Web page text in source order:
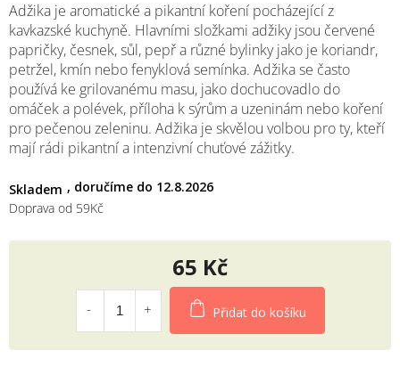
Skladem 12.8.2026
Adžika je aromatické a pikantní koření pocházející z
kavkazské kuchyně. Hlavními složkami adžiky jsou červené
papričky, česnek, sůl, pepř a různé bylinky jako je koriandr,
petržel, kmín nebo fenyklová semínka. Adžika se často
používá ke grilovanému masu, jako dochucovadlo do
omáček a polévek, příloha k sýrům a uzeninám nebo koření
pro pečenou zeleninu. Adžika je skvělou volbou pro ty, kteří
mají rádi pikantní a intenzivní chuťové zážitky.
Doprava od 59Kč
65 Kč
Měrná
cena:
Přidat do košíku